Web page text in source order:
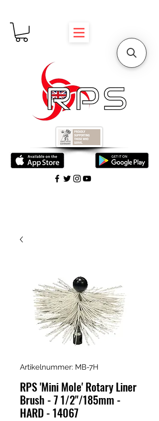
Artikelnummer: MB-7H
RPS 'Mini Mole' Rotary Liner
Brush - 7 1/2"/185mm -
HARD - 14067